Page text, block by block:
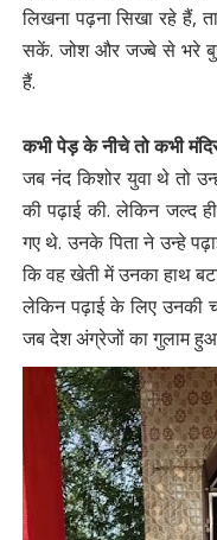
लिखना पढ़ना सिखा रहे हैं,
सकें. जोश और जज्बे से भरे
हैं.
कभी पेड़ के नीचे तो कभी
जब नंद किशोर युवा थे तो
की पढ़ाई की. लेकिन जल्द
गए थे. उनके पिता ने उन्हे
कि वह खेती में उनका हाथ
लेकिन पढ़ाई के लिए उनकी
जब देश अंग्रेजों का गुलाम